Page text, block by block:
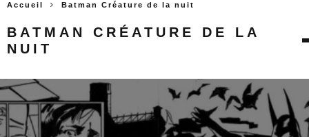
Accueil Batman Créature de la nuit
BATMAN CRÉATURE DE LA
NUIT